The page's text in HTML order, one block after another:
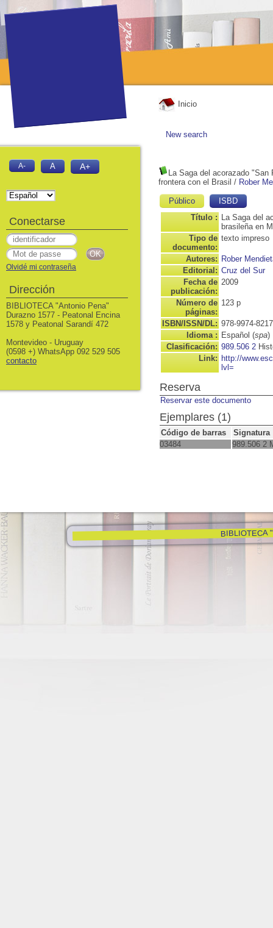
Inicio
New search
La Saga del acorazado "San
frontera con el Brasil / Rober
Público
ISBD
Título : La Saga del
brasileña en
Tipo de
documento:
texto impreso
Autores: Rober
Editorial: Cruz del Sur
Fecha de
publicación:
2009
Número de
páginas:
123 p
ISBN/ISSN/DL: 978-9974-
Idioma : Español (spa)
Clasificación: 989.506 2
Link: http://
lvl=
Reserva
Reservar este documento
Ejemplares (1)
Código de barras
Signatura
03484
989.506 2
BIBLIOTECA
A- A A+
Conectarse
Olvidé mi contraseña
Dirección
BIBLIOTECA "Antonio Pena"
Durazno 1577 - Peatonal Encina
1578 y Peatonal Sarandí 472
Montevideo - Uruguay
(0598 +) WhatsApp 092 529 505
contacto